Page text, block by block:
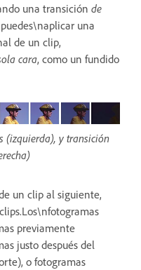
una transición de
una
de un clip,
cara, como un fundido
(izquierda), y transición
un clip al siguiente,
previamente
justo después del
o fotogramas